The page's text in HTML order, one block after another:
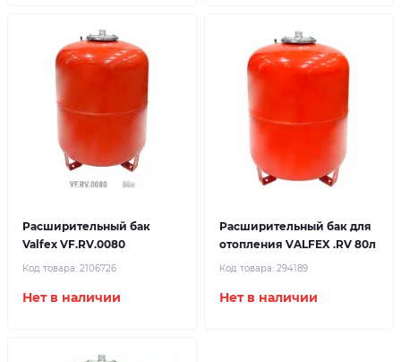
Расширительный бак
Valfex VF.RV.0080
Код товара: 2106726
Нет в наличии
Расширительный бак для
отопления VALFEX .RV 80л
Код товара: 294189
Нет в наличии